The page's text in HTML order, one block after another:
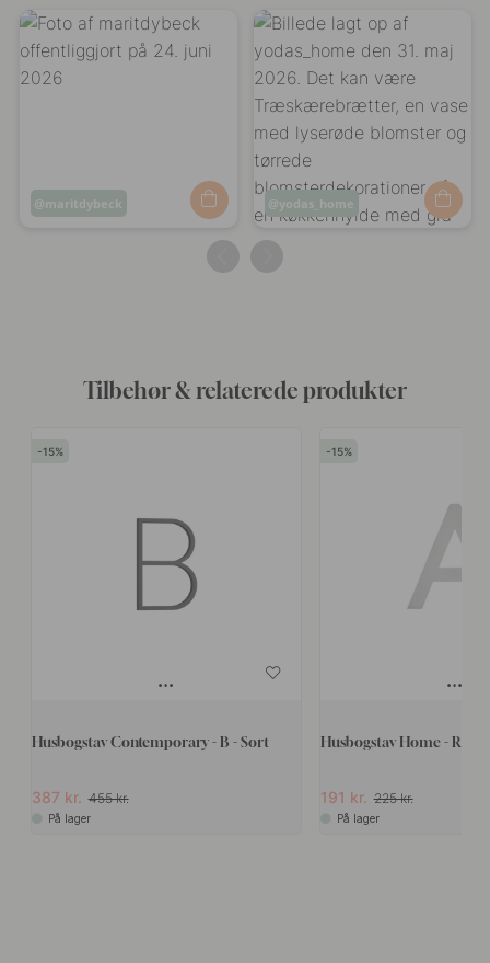
Opslag
maritdybeck
Opslag
af
yodas_home
Tilbehør & relaterede produkter
15
Husbogstav Contemporary - B - Sort
387 kr. 455 kr.
På lager
15
Husbogstav Home -
191 kr. 225 kr.
På lager